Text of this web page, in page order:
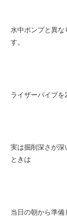
水中ポンプと異
す。
ライザーパイプ
実は掘削深さが深
ときは
当日の朝から準備